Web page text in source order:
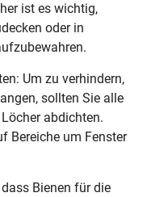
ist es wichtig,
oder in
Um zu verhindern,
sollten Sie alle
abdichten.
Bereiche um Fenster
Bienen für die